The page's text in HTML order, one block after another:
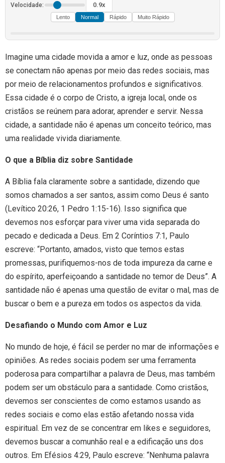
Velocidade: 0.9x
Lento Normal Rápido Muito Rápido
Imagine uma cidade movida a amor e luz, onde as pessoas
se conectam não apenas por meio das redes sociais, mas
por meio de relacionamentos profundos e significativos.
Essa cidade é o corpo de Cristo, a igreja local, onde os
cristãos se reúnem para adorar, aprender e servir. Nessa
cidade, a santidade não é apenas um conceito teórico, mas
uma realidade vivida diariamente.
O que a Bíblia diz sobre Santidade
A Bíblia fala claramente sobre a santidade, dizendo que
somos chamados a ser santos, assim como Deus é santo
(Levítico 20:26, 1 Pedro 1:15-16). Isso significa que
devemos nos esforçar para viver uma vida separada do
pecado e dedicada a Deus. Em 2 Coríntios 7:1, Paulo
escreve: “Portanto, amados, visto que temos estas
promessas, purifiquemos-nos de toda impureza da carne e
do espírito, aperfeiçoando a santidade no temor de Deus”. A
santidade não é apenas uma questão de evitar o mal, mas de
buscar o bem e a pureza em todos os aspectos da vida.
Desafiando o Mundo com Amor e Luz
No mundo de hoje, é fácil se perder no mar de informações e
opiniões. As redes sociais podem ser uma ferramenta
poderosa para compartilhar a palavra de Deus, mas também
podem ser um obstáculo para a santidade. Como cristãos,
devemos ser conscientes de como estamos usando as
redes sociais e como elas estão afetando nossa vida
espiritual. Em vez de se concentrar em likes e seguidores,
devemos buscar a comunhão real e a edificação uns dos
outros. Em Efésios 4:29, Paulo escreve: “Nenhuma palavra